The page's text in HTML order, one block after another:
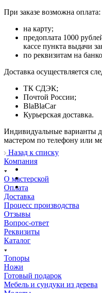
При заказе возможна оплата:
на карту;
предоплата 1000
кассе пункта выдачи
по реквизитам на
Доставка осуществляется
ТК СДЭК;
Почтой России;
BlaBlaCar
Курьерская доставка.
Индивидуальные варианты
мастером по телефону или
Назад к списку
Компания
О мастерской
Оплата
Доставка
Процесс производства
Отзывы
Вопрос-ответ
Реквизиты
Каталог
Топоры
Ножи
Готовый подарок
Мебель и сундуки из дерева